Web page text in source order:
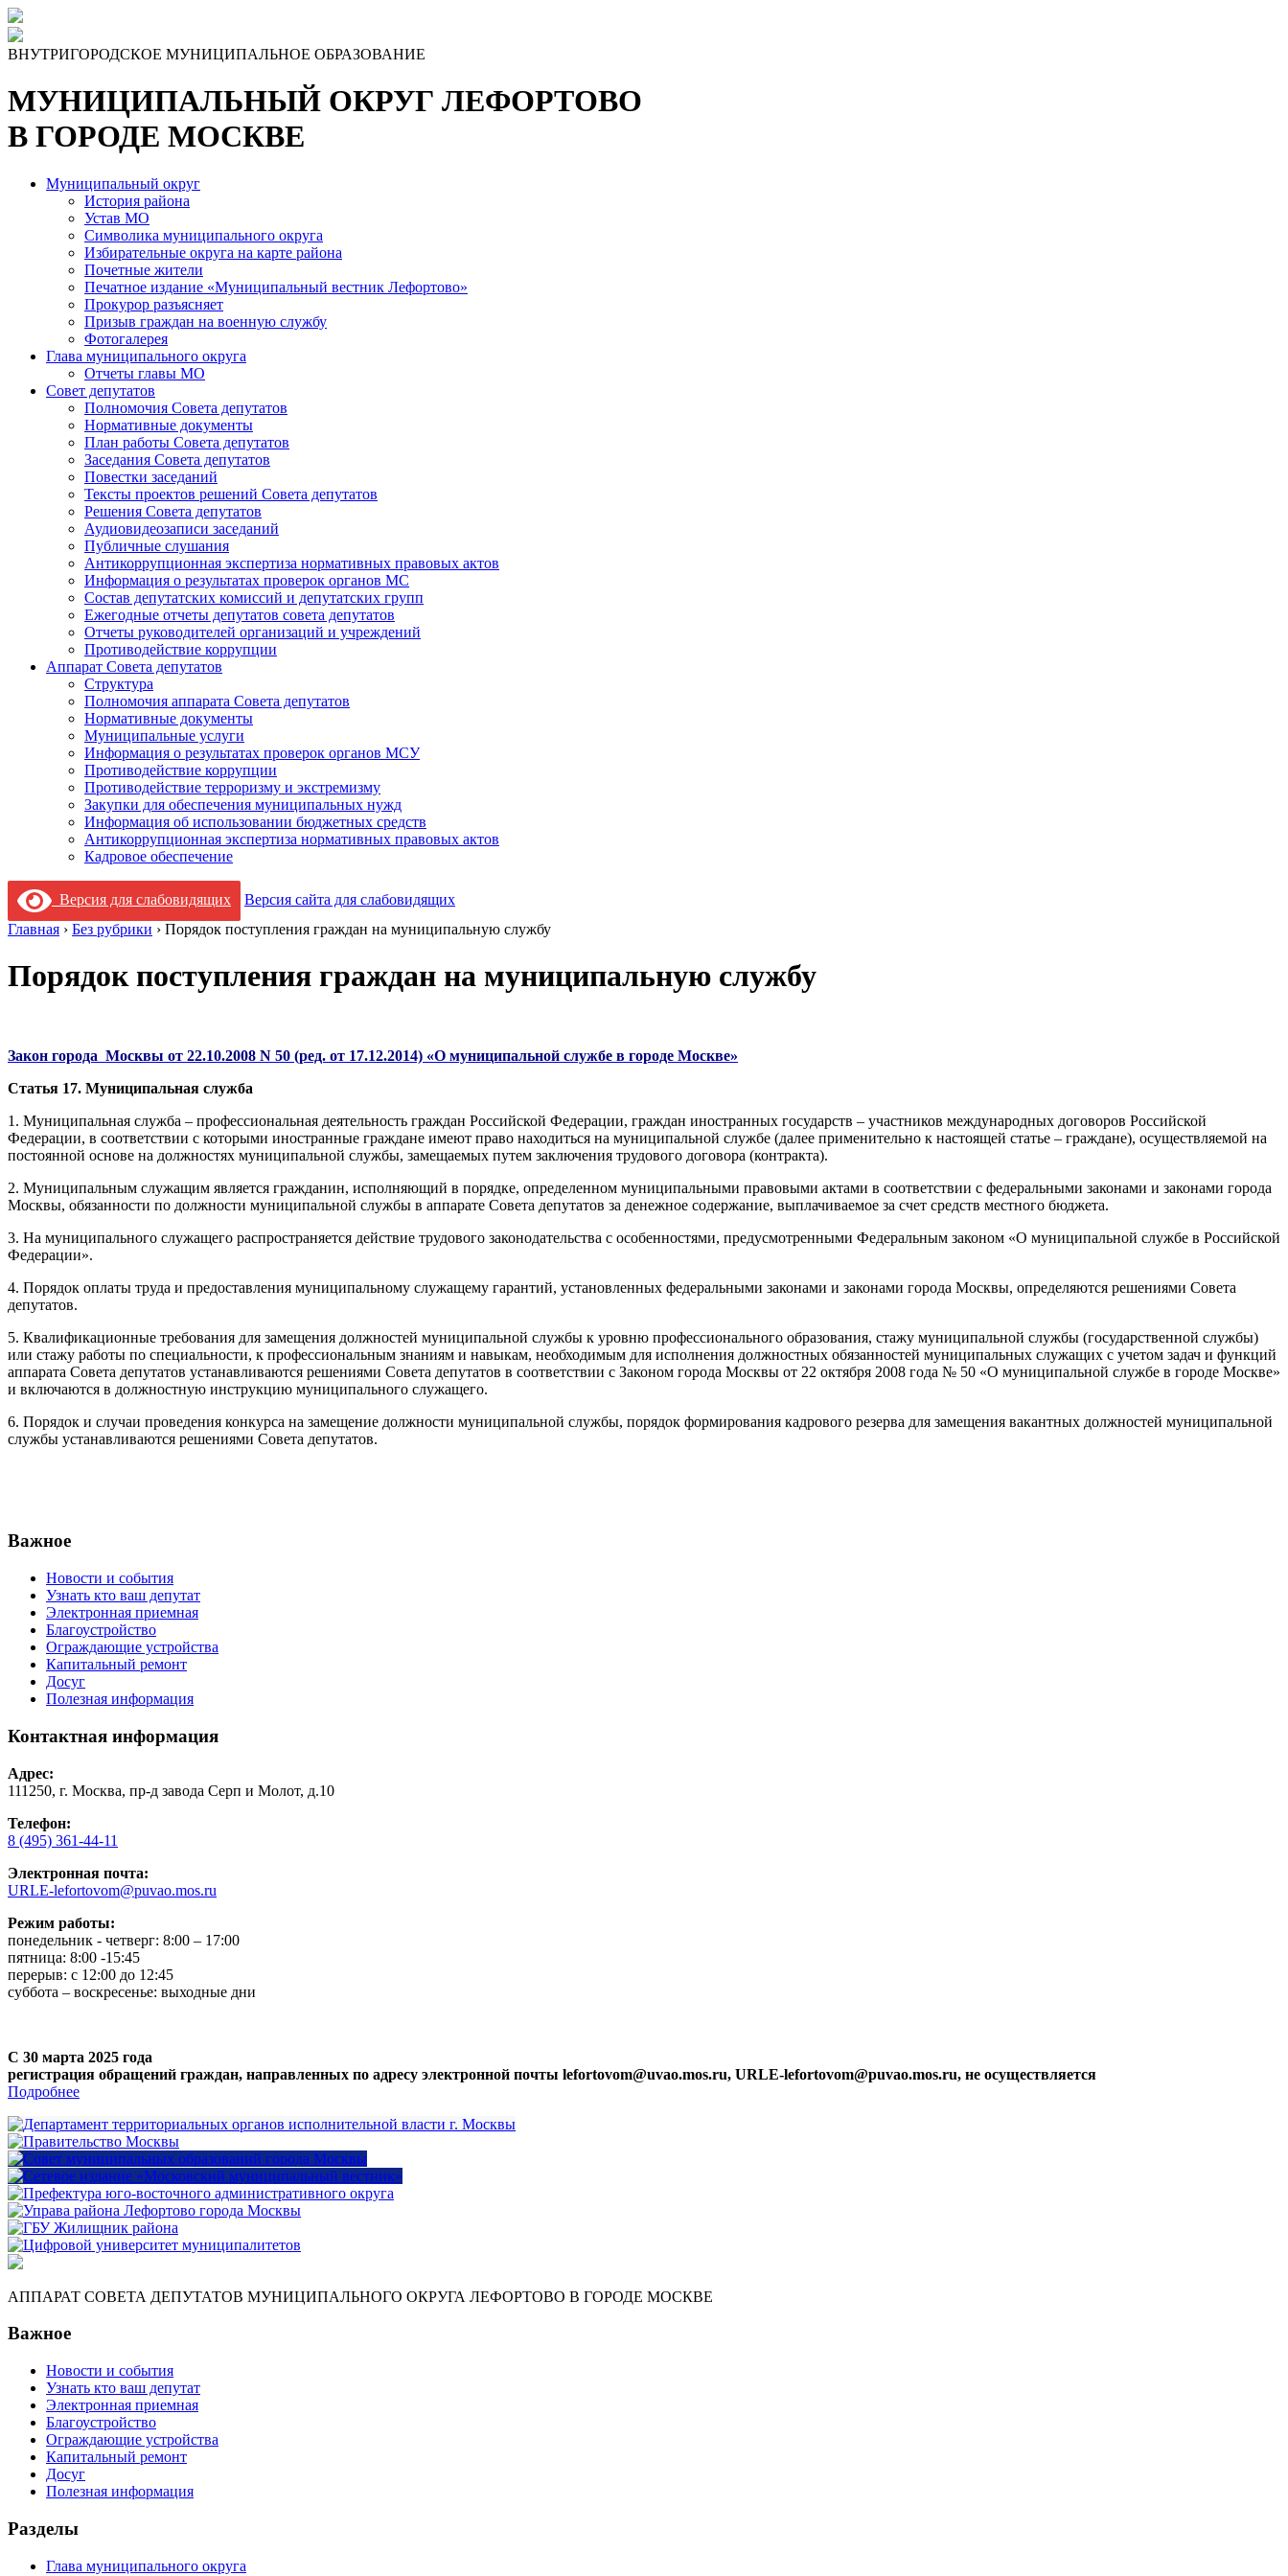
Skip
to
the
ВНУТРИГОРОДСКОЕ МУНИЦИПАЛЬНОЕ ОБРАЗОВАНИЕ
МУНИЦИПАЛЬНЫЙ ОКРУГ ЛЕФОРТОВО
В ГОРОДЕ МОСКВЕ
Муниципальный округ
История района
Устав МО
Символика муниципального округа
Избирательные округа на карте района
Почетные жители
Печатное издание «Муниципальный вестник Лефортово»
Прокурор разъясняет
Призыв граждан на военную службу
Фотогалерея
Глава муниципального округа
Отчеты главы МО
Совет депутатов
Полномочия Совета депутатов
Нормативные документы
План работы Совета депутатов
Заседания Cовета депутатов
Повестки заседаний
Тексты проектов решений Совета депутатов
Решения Совета депутатов
Аудиовидеозаписи заседаний
Публичные слушания
Антикоррупционная экспертиза нормативных правовых актов
Информация о результатах проверок органов МС
Состав депутатских комиссий и депутатских групп
Ежегодные отчеты депутатов совета депутатов
Отчеты руководителей организаций и учреждений
Противодействие коррупции
Аппарат Совета депутатов
Структура
Полномочия аппарата Совета депутатов
Нормативные документы
Муниципальные услуги
Информация о результатах проверок органов МСУ
Противодействие коррупции
Противодействие терроризму и экстремизму
Закупки для обеспечения муниципальных нужд
Информация об использовании бюджетных средств
Антикоррупционная экспертиза нормативных правовых актов
Кадровое обеспечение
Версия для слабовидящих
Версия сайта для слабовидящих
Главная › Без рубрики › Порядок поступления граждан на муниципальную службу
Порядок поступления граждан на муниципальную службу
Закон города Москвы от 22.10.2008 N 50 (ред. от 17.12.2014) «О муниципальной службе в городе Москве»
Статья 17. Муниципальная служба
1. Муниципальная служба – профессиональная деятельность граждан Российской Федерации, граждан иностранных государств – участников международных договоров Российской
Федерации, в соответствии с которыми иностранные граждане имеют право находиться на муниципальной службе (далее применительно к настоящей статье – граждане), осуществляемой на
постоянной основе на должностях муниципальной службы, замещаемых путем заключения трудового договора (контракта).
2. Муниципальным служащим является гражданин, исполняющий в порядке, определенном муниципальными правовыми актами в соответствии с федеральными законами и законами города
Москвы, обязанности по должности муниципальной службы в аппарате Совета депутатов за денежное содержание, выплачиваемое за счет средств местного бюджета.
3. На муниципального служащего распространяется действие трудового законодательства с особенностями, предусмотренными Федеральным законом «О муниципальной службе в Российской
Федерации».
4. Порядок оплаты труда и предоставления муниципальному служащему гарантий, установленных федеральными законами и законами города Москвы, определяются решениями Совета
депутатов.
5. Квалификационные требования для замещения должностей муниципальной службы к уровню профессионального образования, стажу муниципальной службы (государственной службы)
или стажу работы по специальности, к профессиональным знаниям и навыкам, необходимым для исполнения должностных обязанностей муниципальных служащих с учетом задач и функций
аппарата Совета депутатов устанавливаются решениями Совета депутатов в соответствии с Законом города Москвы от 22 октября 2008 года № 50 «О муниципальной службе в городе Москве»
и включаются в должностную инструкцию муниципального служащего.
6. Порядок и случаи проведения конкурса на замещение должности муниципальной службы, порядок формирования кадрового резерва для замещения вакантных должностей муниципальной
службы устанавливаются решениями Совета депутатов.
Важное
Новости и события
Узнать кто ваш депутат
Электронная приемная
Благоустройство
Ограждающие устройства
Капитальный ремонт
Досуг
Полезная информация
Контактная информация
Адрес:
111250, г. Москва, пр-д завода Серп и Молот, д.10
Телефон:
8 (495) 361-44-11
Электронная почта:
URLE-lefortovom@puvao.mos.ru
Режим работы:
понедельник - четверг: 8:00 – 17:00
пятница: 8:00 -15:45
перерыв: с 12:00 до 12:45
суббота – воскресенье: выходные дни
С 30 марта 2025 года
регистрация обращений граждан, направленных по адресу электронной почты lefortovom@uvao.mos.ru, URLE-lefortovom@puvao.mos.ru, не осуществляется
Подробнее
АППАРАТ СОВЕТА ДЕПУТАТОВ МУНИЦИПАЛЬНОГО ОКРУГА ЛЕФОРТОВО В ГОРОДЕ МОСКВЕ
Важное
Новости и события
Узнать кто ваш депутат
Электронная приемная
Благоустройство
Ограждающие устройства
Капитальный ремонт
Досуг
Полезная информация
Разделы
Глава муниципального округа